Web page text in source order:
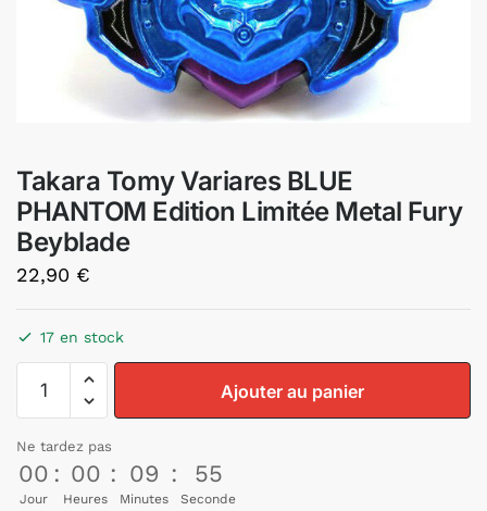
Takara Tomy Variares BLUE
PHANTOM Edition Limitée Metal Fury
Beyblade
22,90 €
17 en stock
Ajouter au panier
Ne tardez pas
00
Jour
: 00
Heures
: 09
Minutes
: 54
Seconde